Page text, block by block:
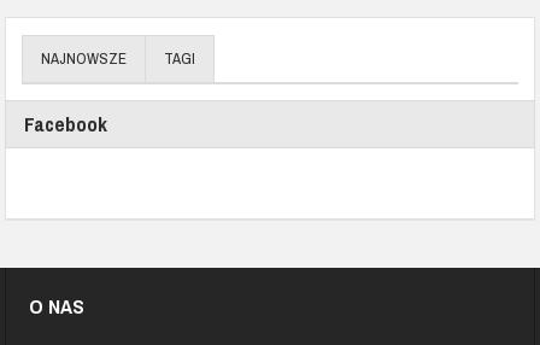
NAJNOWSZE TAGI
Facebook
O NAS